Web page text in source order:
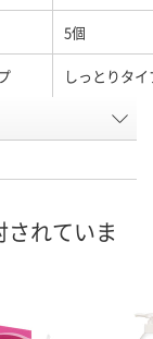
5個
しっとりタイ
HE61838
8月10日（月）
れていま